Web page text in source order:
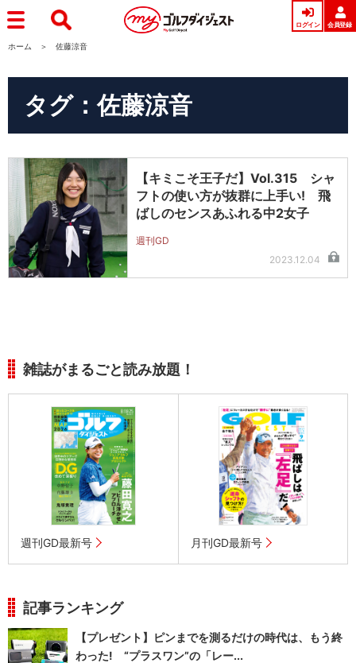
ログイン 会員登録
ホーム 佐藤涼音
タグ：佐藤涼音
【キミこそ王子だ】Vol.315 シャ
フトの使い方が抜群に上手い! 飛
ばしのセンスあふれる中2女子
週刊GD
2023.12.04
雑誌がまるごと読み放題！
週刊GD最新号 月刊GD最新号
記事ランキング
【プレゼント】ピンまでを測るだけの時代は、もう終
わった! “プラスワン”の「レー...